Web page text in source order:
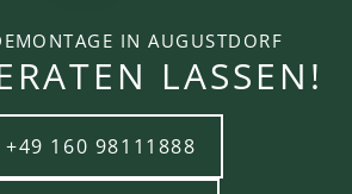
IN AUGUSTDORF
LASSEN!
+49 160 98111888